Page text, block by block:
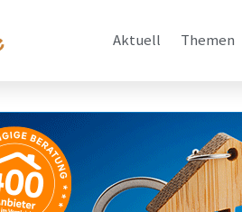
Aktuell Themen